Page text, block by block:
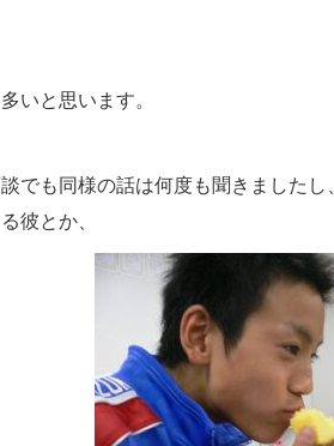
いと思います。
でも同様の話は何度も聞きましたし、
彼とか、